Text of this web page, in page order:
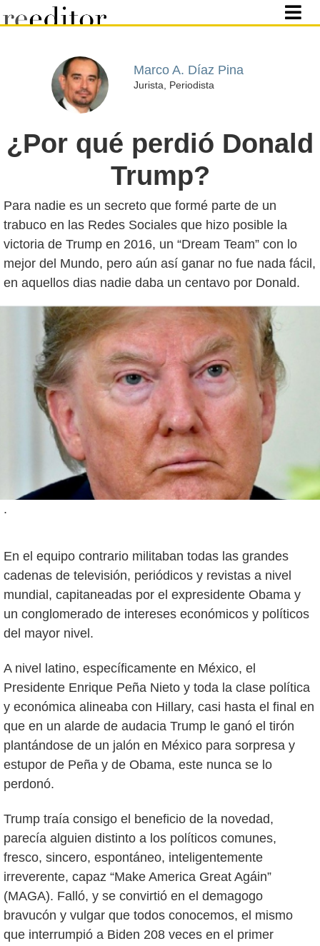
Marco A. Díaz Pina
Jurista, Periodista
¿Por qué perdió Donald
Trump?
Para nadie es un secreto que formé parte de un
trabuco en las Redes Sociales que hizo posible la
victoria de Trump en 2016, un “Dream Team” con lo
mejor del Mundo, pero aún así ganar no fue nada fácil,
.
En el equipo contrario militaban todas las grandes
cadenas de televisión, periódicos y revistas a nivel
mundial, capitaneadas por el expresidente Obama y
un conglomerado de intereses económicos y políticos
del mayor nivel.
A nivel latino, específicamente en México, el
Presidente Enrique Peña Nieto y toda la clase política
y económica alineaba con Hillary, casi hasta el final en
que en un alarde de audacia Trump le ganó el tirón
plantándose de un jalón en México para sorpresa y
estupor de Peña y de Obama, este nunca se lo
perdonó.
Trump traía consigo el beneficio de la novedad,
parecía alguien distinto a los políticos comunes,
fresco, sincero, espontáneo, inteligentemente
irreverente, capaz “Make America Great Agáin”
(MAGA). Falló, y se convirtió en el demagogo
bravucón y vulgar que todos conocemos, el mismo
que interrumpió a Biden 208 veces en el primer